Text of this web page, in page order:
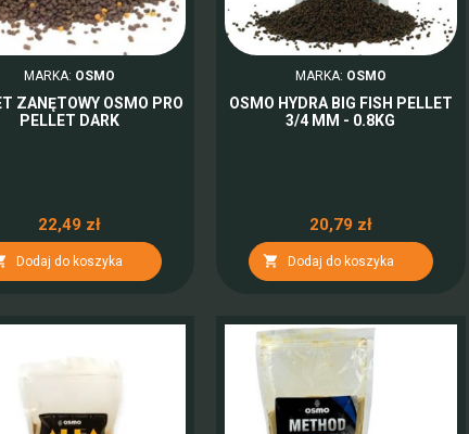
MARKA: OSMO
ZANĘTOWY OSMO PRO
PELLET DARK
22,49 zł
Dodaj do koszyka
MARKA: OSMO
OSMO HYDRA BIG FISH PELLET
3/4 MM - 0.8KG
20,79 zł
 Dodaj do koszyka